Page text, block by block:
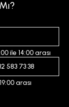
ile 14:00 arası
583 73 38
arası